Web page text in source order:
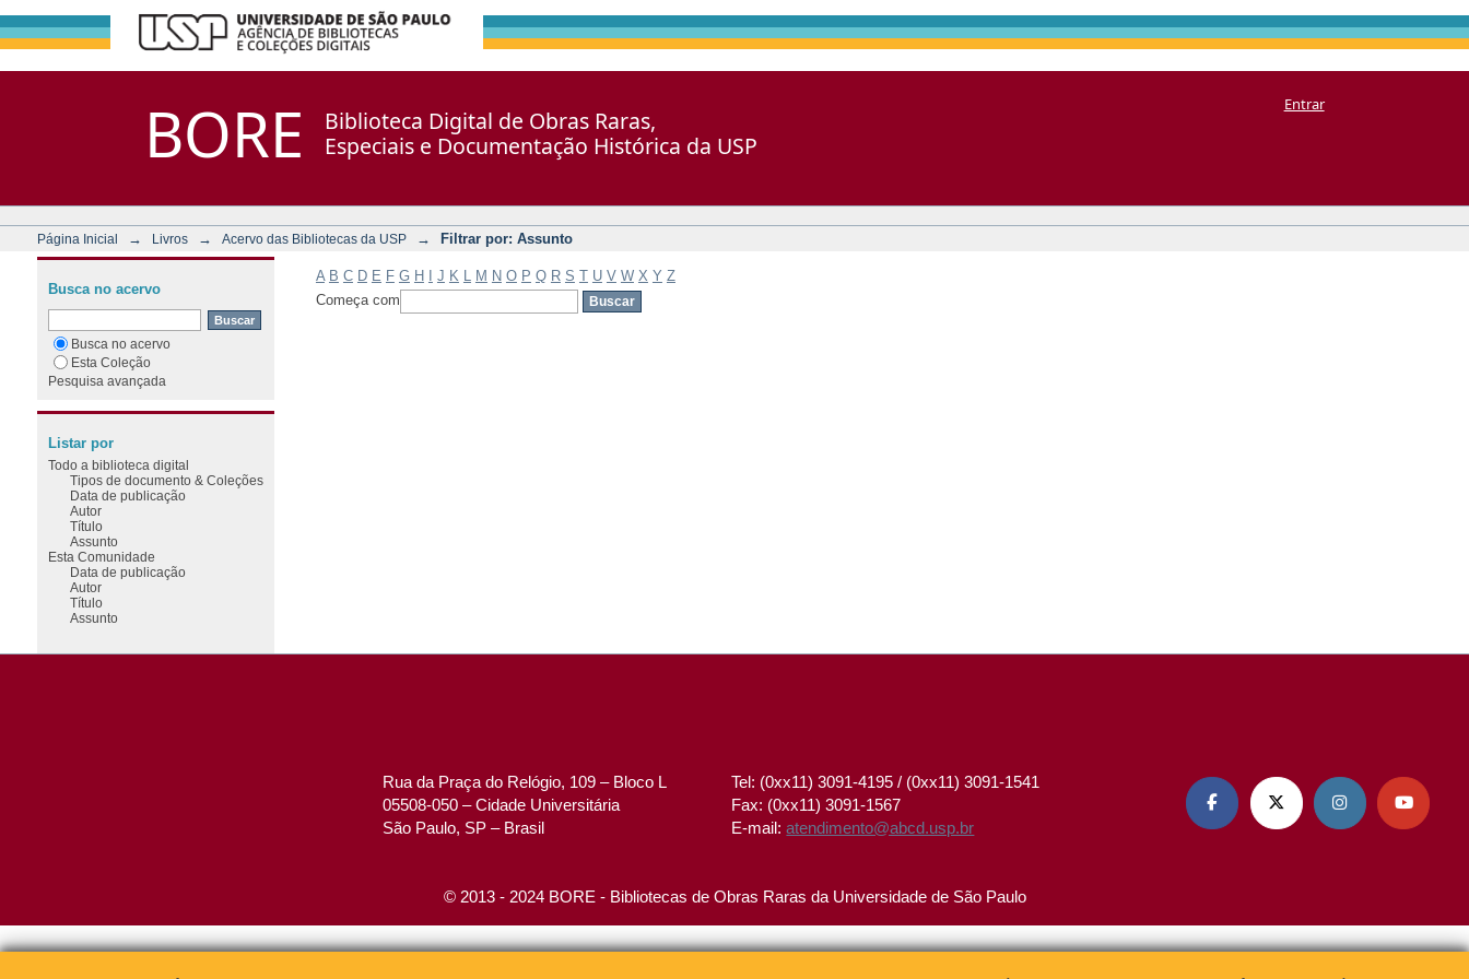
BORE
Biblioteca Digital de Obras Raras,
Especiais e Documentação Histórica da USP
Entrar
Página Inicial → Livros → Acervo das Bibliotecas da USP → Filtrar por: Assunto
A B C D E F G H J K M N O P Q R S T U V W X Y Z
Começa com
Busca no acervo
Busca no acervo
Esta Coleção
Pesquisa avançada
Listar por
Todo a biblioteca digital
Tipos de documento & Coleções
Data de publicação
Autor
Título
Assunto
Esta Comunidade
Data de publicação
Autor
Título
Assunto
Rua da Praça do Relógio, 109 – Bloco L
05508-050 – Cidade Universitária
São Paulo, SP – Brasil
Tel: (0xx11) 3091-4195 / (0xx11) 3091-1541
Fax: (0xx11) 3091-1567
E-mail:atendimento@abcd.usp.br
   
© 2013 - 2024 BORE - Bibliotecas de Obras Raras da Universidade de São Paulo